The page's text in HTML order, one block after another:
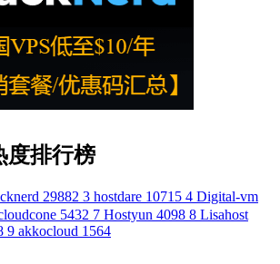
度排行榜
29882 3 hostdare 10715 4 Digital-vm
5432 7 Hostyun 4098 8 Lisahost
9 akkocloud 1564